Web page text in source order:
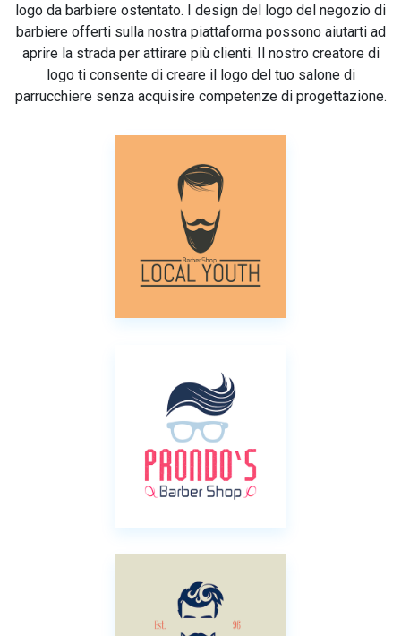
logo da barbiere ostentato. I design del logo del negozio di
barbiere offerti sulla nostra piattaforma possono aiutarti ad
aprire la strada per attirare più clienti. Il nostro creatore di
logo ti consente di creare il logo del tuo salone di
parrucchiere senza acquisire competenze di progettazione.